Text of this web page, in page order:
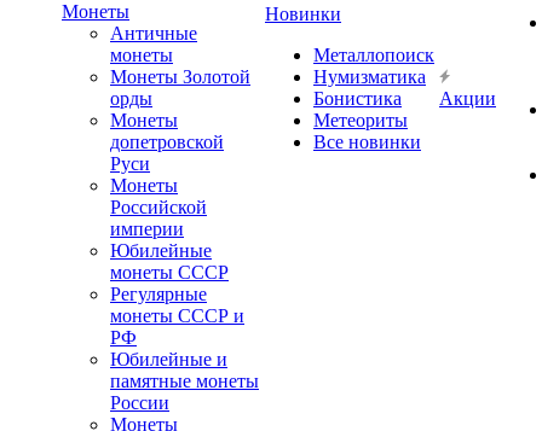
Монеты
Античные
монеты
Монеты Золотой
орды
Монеты
допетровской
Руси
Монеты
Российской
империи
Юбилейные
монеты СССР
Регулярные
монеты СССР и
РФ
Юбилейные и
памятные монеты
России
Монеты
Новинки
Металлопоиск
Нумизматика
Бонистика
Метеориты
Все новинки
Акции